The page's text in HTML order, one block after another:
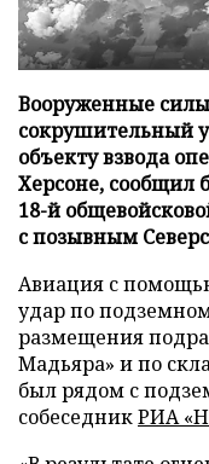
Вооруженные
сокрушительный
объекту взвода
Херсоне, сообщил
18-й
с позывным
Авиация с
удар по
размещения
Мадьяра» и по
был рядом с
собеседникРИА